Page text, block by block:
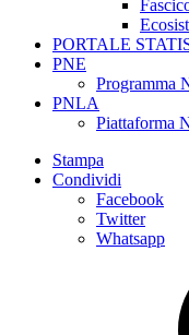
PORTALE
PNE
Programma
PNLA
Piattaforma
Stampa
Condividi
Facebook
Twitter
Whatsapp